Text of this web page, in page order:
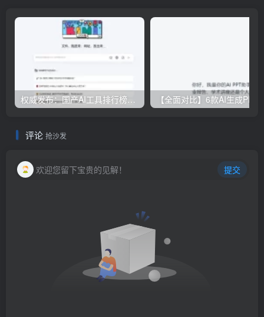
权威发布：国产AI工具排行榜TOP10，必备神器一览无余
评论 抢沙发
欢迎您留下宝贵的见解！ 提交